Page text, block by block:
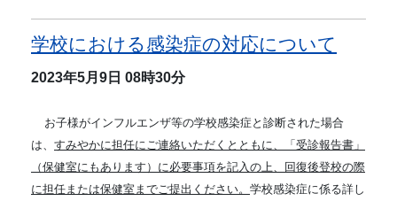
学校における感染症の対応について
2023年5月9日 08時30分
お子様がインフルエンザ等の学校感染症と診断された場合
は、 すみやかに担任にご連絡いただくとともに、「受診報告書」
（保健室にもあります）に必要事項を記入の上、回復後登校の際
に担任または保健室までご提出ください。 学校感染症に係る詳し